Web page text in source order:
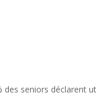
seniors déclarent